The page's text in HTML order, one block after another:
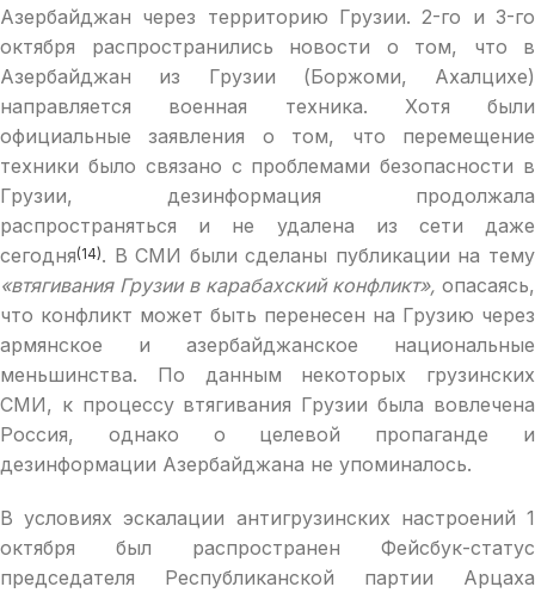
Азербайджан через территорию Грузии. 2-го и 3-го
октября распространились новости о том, что в
Азербайджан из Грузии (Боржоми, Ахалцихе)
направляется военная техника. Хотя были
официальные заявления о том, что перемещение
техники было связано с проблемами безопасности в
Грузии, дезинформация продолжала
распространяться и не удалена из сети даже
сегодня(14). В СМИ были сделаны публикации на тему
«втягивания Грузии в карабахский конфликт», опасаясь,
что конфликт может быть перенесен на Грузию через
армянское и азербайджанское национальные
меньшинства. По данным некоторых грузинских
СМИ, к процессу втягивания Грузии была вовлечена
Россия, однако о целевой пропаганде и
дезинформации Азербайджана не упоминалось.
В условиях эскалации антигрузинских настроений 1
октября был распространен Фейсбук-статус
председателя Республиканской партии Арцаха